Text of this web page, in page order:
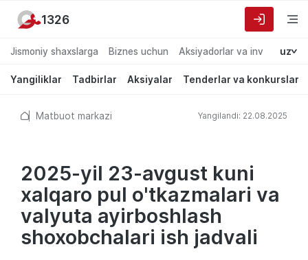
Jismoniy shaxslarga Biznes uchun Aksiyadorlar va investorlarga
uz
Yangiliklar Tadbirlar Aksiyalar Tenderlar va konkurslar
1326
Matbuot markazi Yangilandi: 22.08.2025
2025-yil 23-avgust kuni
xalqaro pul o'tkazmalari va
valyuta ayirboshlash
shoxobchalari ish jadvali